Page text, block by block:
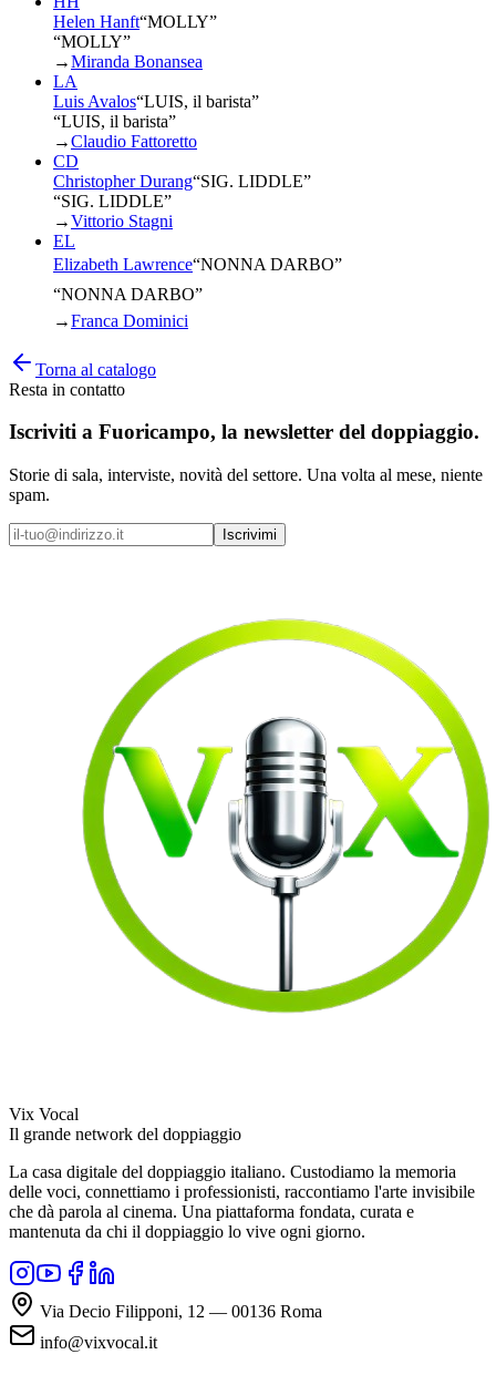
Helen Hanft“MOLLY”
“MOLLY”
→Miranda Bonansea
LA
Luis Avalos“LUIS, il barista”
“LUIS, il barista”
→Claudio Fattoretto
CD
Christopher Durang“SIG. LIDDLE”
“SIG. LIDDLE”
→Vittorio Stagni
EL
Elizabeth Lawrence“NONNA DARBO”
“NONNA DARBO”
→Franca Dominici
Torna al catalogo
Resta in contatto
Iscriviti a Fuoricampo, la newsletter del doppiaggio.
Storie di sala, interviste, novità del settore. Una volta al mese, niente
spam.
Iscrivimi
Vix Vocal
Il grande network del doppiaggio
La casa digitale del doppiaggio italiano. Custodiamo la memoria
delle voci, connettiamo i professionisti, raccontiamo l'arte invisibile
che dà parola al cinema. Una piattaforma fondata, curata e
mantenuta da chi il doppiaggio lo vive ogni giorno.
Via Decio Filipponi, 12 — 00136 Roma
info@vixvocal.it